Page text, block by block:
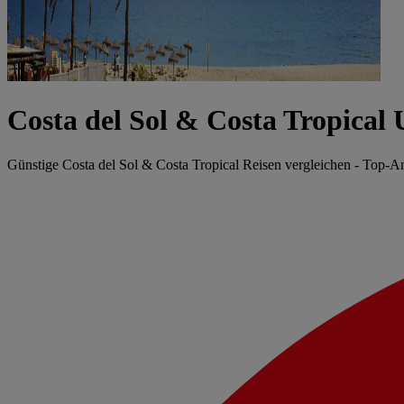
Costa del Sol & Costa Tropical
Günstige Costa del Sol & Costa Tropical Reisen vergleichen - Top-